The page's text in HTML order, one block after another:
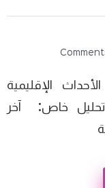
الإقليمية
تحليل خاص: آخر